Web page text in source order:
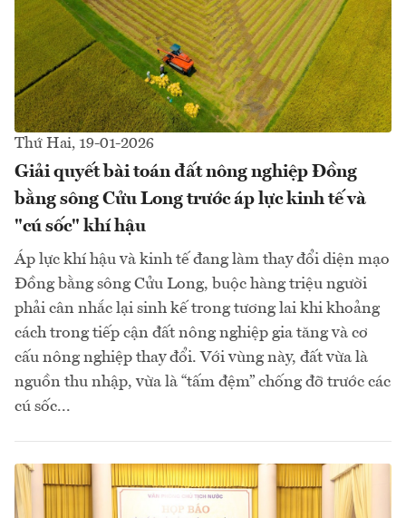
Thứ Hai, 19-01-2026
Giải quyết bài toán đất nông nghiệp Đồng
bằng sông Cửu Long trước áp lực kinh tế và
"cú sốc" khí hậu
Áp lực khí hậu và kinh tế đang làm thay đổi diện mạo
Đồng bằng sông Cửu Long, buộc hàng triệu người
phải cân nhắc lại sinh kế trong tương lai khi khoảng
cách trong tiếp cận đất nông nghiệp gia tăng và cơ
cấu nông nghiệp thay đổi. Với vùng này, đất vừa là
nguồn thu nhập, vừa là “tấm đệm” chống đỡ trước các
cú sốc...